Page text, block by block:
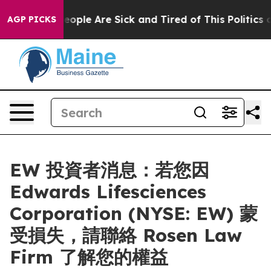
AGP PICKS
Win: “People Are Sick and Tired of This Politics of
EW 投資者消息：若您因
Edwards Lifesciences
Corporation (NYSE: EW) 蒙
受損失，請聯絡 Rosen Law
Firm 了解您的權益